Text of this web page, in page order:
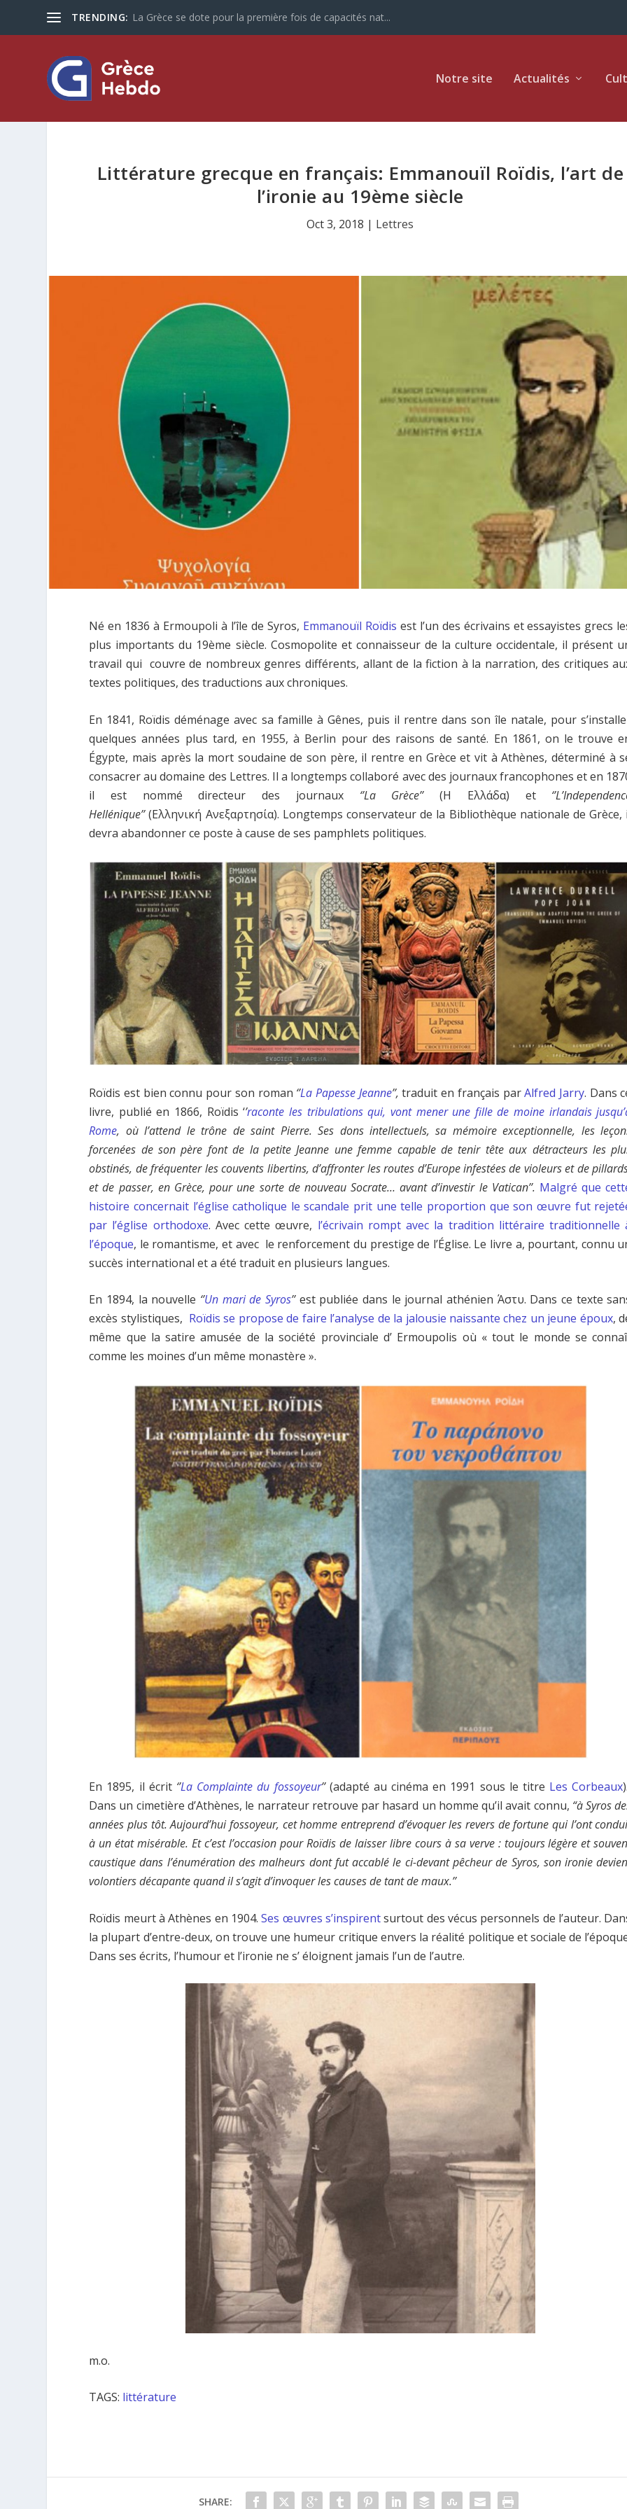
TRENDING: La Grèce se dote pour la première fois de capacités nat...
Notre site Actualités
Littérature grecque en français: Emmanouïl Roïdis, l’art de
l’ironie au 19ème siècle
Oct 3, 2018 | Lettres
Né en 1836 à Ermoupoli à l’île de Syros, Emmanouïl Roïdis est l’un des écrivains et essayistes grecs
plus importants du 19ème siècle. Cosmopolite et connaisseur de la culture occidentale, il présent
travail qui couvre de nombreux genres différents, allant de la fiction à la narration, des critiques
textes politiques, des traductions aux chroniques.
En 1841, Roïdis déménage avec sa famille à Gênes, puis il rentre dans son île natale, pour
quelques années plus tard, en 1955, à Berlin pour des raisons de santé. En 1861, on le trouve
Égypte, mais après la mort soudaine de son père, il rentre en Grèce et vit à Athènes, déterminé à
consacrer au domaine des Lettres. Il a longtemps collaboré avec des journaux francophones et en
il est nommé directeur des journaux ‘’La Grèce’’(Η Ελλάδα) et
Hellénique’’(Ελληνική Ανεξαρτησία). Longtemps conservateur de la Bibliothèque nationale de Grèce,
devra abandonner ce poste à cause de ses pamphlets politiques.
Roïdis est bien connu pour son roman ‘’La Papesse Jeanne’’, traduit en français parAlfred Jarry. Dans
livre, publié en 1866, Roïdis ‘’raconte les tribulations qui, vont mener une fille de moine irlandais
Rome, où l’attend le trône de saint Pierre. Ses dons intellectuels, sa mémoire exceptionnelle, les
forcenées de son père font de la petite Jeanne une femme capable de tenir tête aux détracteurs les
obstinés, de fréquenter les couvents libertins, d’affronter les routes d’Europe infestées de violeurs et de
et de passer, en Grèce, pour une sorte de nouveau Socrate… avant d’investir le Vatican’’. Malgré que
histoire concernait l’église catholique le scandale prit une telle proportion que son œuvre fut
par l’église orthodoxe. Avec cette œuvre, l’écrivain rompt avec la tradition littéraire traditionnelle
l’époque, le romantisme, et avec le renforcement du prestige de l’Église. Le livre a, pourtant, connu
succès international et a été traduit en plusieurs langues.
En 1894, la nouvelle ‘’Un mari de Syros’’est publiée dans le journal athénien Άστυ. Dans ce texte
excès stylistiques, Roïdis se propose de faire l’analyse de la jalousie naissante chez un jeune époux,
même que la satire amusée de la société provinciale d’ Ermoupolis où « tout le monde se
comme les moines d’un même monastère ».
En 1895, il écrit ‘’La Complainte du fossoyeur’’(adapté au cinéma en 1991 sous le titre Les Corbeaux).
Dans un cimetière d’Athènes, le narrateur retrouve par hasard un homme qu’il avait connu, “à Syros
années plus tôt. Aujourd’hui fossoyeur, cet homme entreprend d’évoquer les revers de fortune qui l’ont
à un état misérable. Et c’est l’occasion pour Roïdis de laisser libre cours à sa verve : toujours légère et
caustique dans l’énumération des malheurs dont fut accablé le ci-devant pêcheur de Syros, son ironie
volontiers décapante quand il s’agit d’invoquer les causes de tant de maux.’’
Roïdis meurt à Athènes en 1904.Ses œuvres s’inspirentsurtout des vécus personnels de l’auteur.
la plupart d’entre-deux, on trouve une humeur critique envers la réalité politique et sociale de
Dans ses écrits, l’humour et l’ironie ne s’ éloignent jamais l’un de l’autre.
m.o.
TAGS: littérature
SHARE: